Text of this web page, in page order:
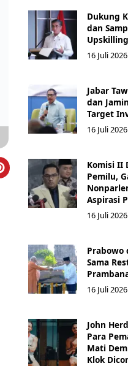
Dukung
dan
16 Juli 2026
Jabar
dan
Target
16 Juli 2026
Komisi II
Pemilu,
Aspirasi
16 Juli 2026
Prabowo
Sama
16 Juli 2026
John
Para
Mati
Klok